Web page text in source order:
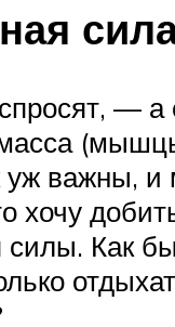
— а
уж важны, и
хочу
силы. Как